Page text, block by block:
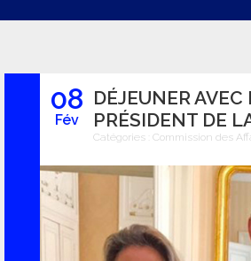
08
Fév
DÉJEUNER
PRÉSIDENT DE
Catégories : Commission des